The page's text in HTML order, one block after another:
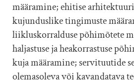
määramine; ehitise
kujunduslike tingimuste
liikluskorralduse põhimõtete
haljastuse ja heakorrastuse
kuja määramine; servituutide
olemasoleva või kavandatava